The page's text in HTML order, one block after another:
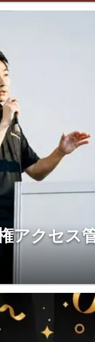
アクセス